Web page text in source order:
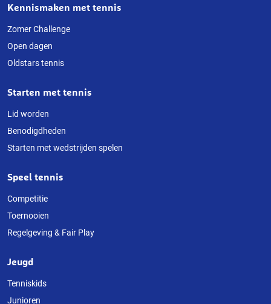
Over
deze
website
Kennismaken met tennis
Zomer Challenge
Open dagen
Oldstars tennis
Starten met tennis
Lid worden
Benodigdheden
Starten met wedstrijden spelen
Speel tennis
Competitie
Toernooien
Regelgeving & Fair Play
Jeugd
Tenniskids
Junioren